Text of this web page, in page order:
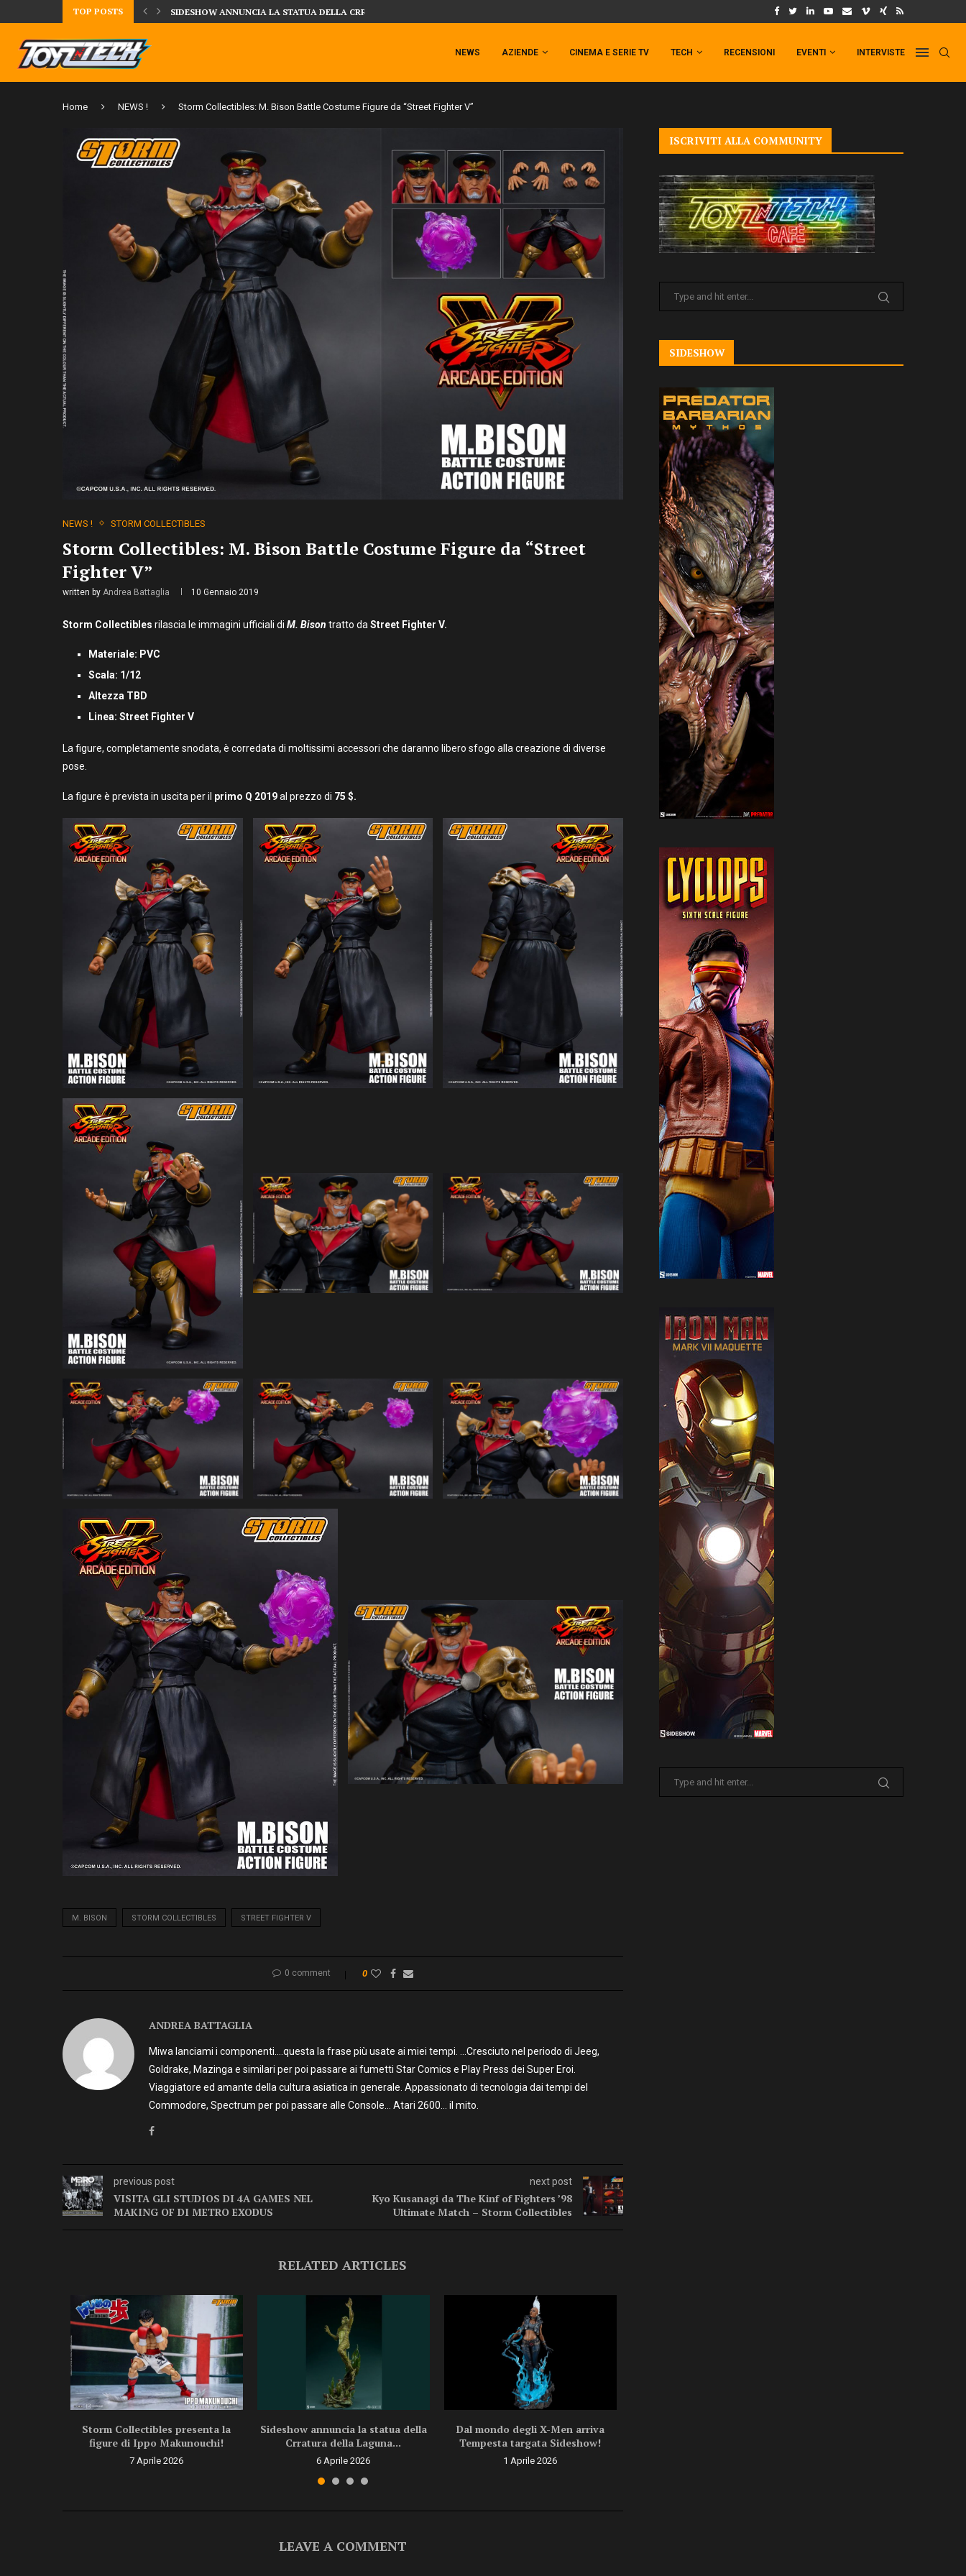
TOP POSTS DAL MONDO DEGLI X-MEN ARRIVA TEMPESTA TARGATA SIDESHOW! IL TRAILER DI FIST OF THE NORTH STAR!
NEWS AZIENDE CINEMA E SERIE TV TECH RECENSIONI EVENTI INTERVISTE
Home NEWS ! Storm Collectibles: M. Bison Battle Costume Figure da “Street Fighter V”
NEWS ! STORM COLLECTIBLES
Storm Collectibles: M. Bison Battle Costume Figure da “Street
Fighter V”
written by Andrea Battaglia 10 Gennaio 2019
Storm Collectibles rilascia le immagini ufficiali di M. Bison tratto da Street Fighter V.
Materiale: PVC
Scala: 1/12
Altezza TBD
Linea: Street Fighter V
La figure, completamente snodata, è corredata di moltissimi accessori che daranno libero sfogo alla creazione di diverse
pose.
La figure è prevista in uscita per il primo Q 2019al prezzo di 75 $.
M. BISON STORM COLLECTIBLES STREET FIGHTER V
0 comment 0
ANDREA BATTAGLIA
Miwa lanciami i componenti….questa la frase più usate ai miei tempi. …Cresciuto nel periodo di Jeeg,
Goldrake, Mazinga e similari per poi passare ai fumetti Star Comics e Play Press dei Super Eroi.
Viaggiatore ed amante della cultura asiatica in generale. Appassionato di tecnologia dai tempi del
Commodore, Spectrum per poi passare alle Console… Atari 2600… il mito.
previous post
VISITA GLI STUDIOS DI 4A GAMES NEL
MAKING OF DI METRO EXODUS
next post
Kyo Kusanagi da The Kinf of Fighters ’98
Ultimate Match – Storm Collectibles
RELATED ARTICLES
Storm Collectibles presenta la
figure di Ippo Makunouchi!
7 Aprile 2026
Sideshow annuncia la statua della
Crratura della Laguna...
6 Aprile 2026
Dal mondo degli X-Men arriva
Tempesta targata Sideshow!
1 Aprile 2026
LEAVE A COMMENT
ISCRIVITI ALLA COMMUNITY
SIDESHOW